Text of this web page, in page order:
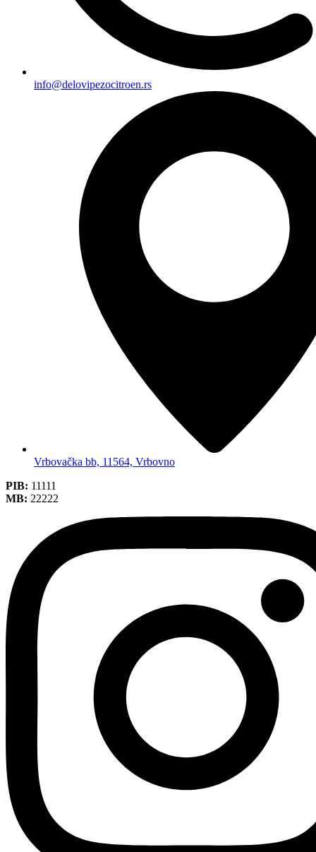
info@delovipezocitroen.rs
Vrbovačka bb, 11564, Vrbovno
PIB: 11111
MB: 22222